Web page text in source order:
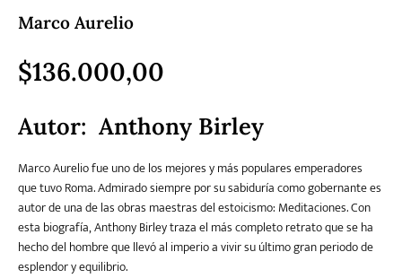
Teatro
Marco Aurelio
$136.000,00
Autor: Anthony Birley
Marco Aurelio fue uno de los mejores y más populares emperadores
que tuvo Roma. Admirado siempre por su sabiduría como gobernante es
autor de una de las obras maestras del estoicismo: Meditaciones. Con
esta biogra­fía, Anthony Birley traza el más completo retrato que se ha
hecho del hombre que llevó al imperio a vivir su último gran periodo de
esplendor y equilibrio.